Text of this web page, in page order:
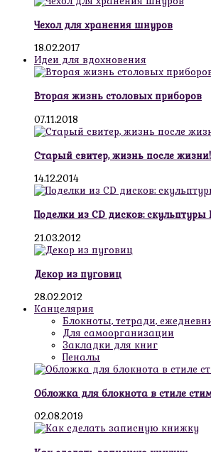
Чехол для хранения шнуров
18.02.2017
Идеи для вдохновения
Вторая жизнь столовых приборов
07.11.2018
Старый свитер, жизнь после жизни!
14.12.2014
Поделки из CD дисков:
21.03.2012
Декор из пуговиц
28.02.2012
Канцелярия
Блокноты, тетради,
Для самоорганизации
Закладки для книг
Пеналы
Обложка для блокнота в стиле
02.08.2019